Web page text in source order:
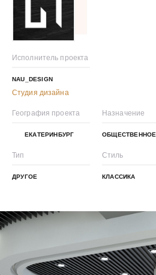
Исполнитель проекта
NAU_DESIGN
Студия дизайна
География проекта
ЕКАТЕРИНБУРГ
Назначение
ОБЩЕСТВЕННОЕ
Тип
ДРУГОЕ
Стиль
КЛАССИКА